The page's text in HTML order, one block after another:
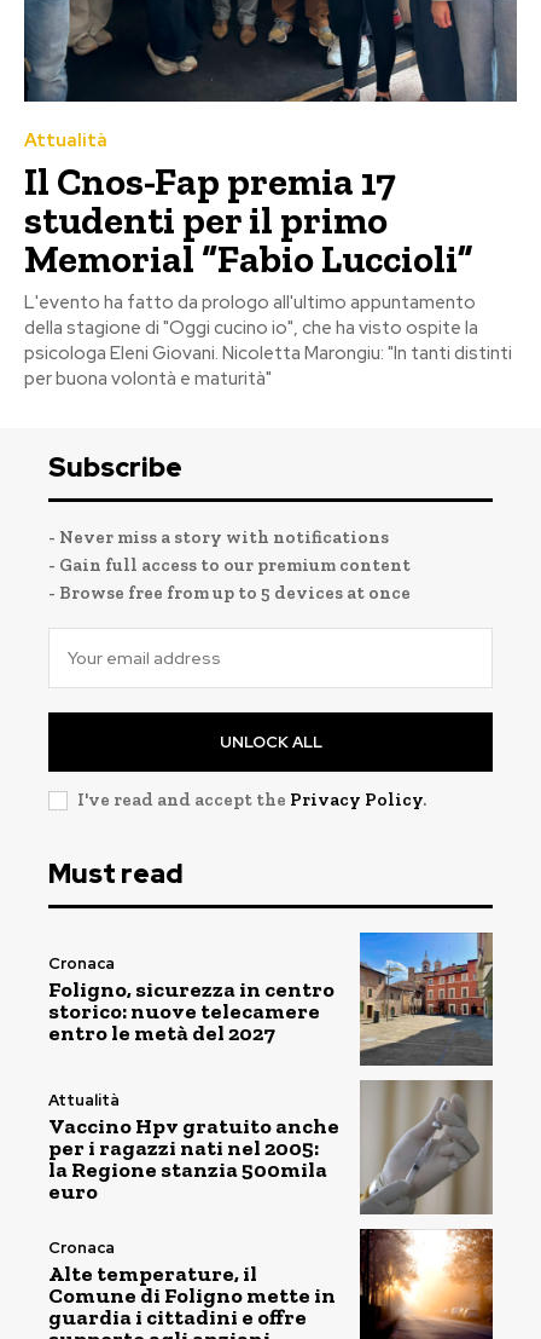
Attualità
Il Cnos-Fap premia 17
studenti per il primo
Memorial “Fabio Luccioli”
L'evento ha fatto da prologo all'ultimo appuntamento
della stagione di "Oggi cucino io", che ha visto ospite la
psicologa Eleni Giovani. Nicoletta Marongiu: "In tanti distinti
per buona volontà e maturità"
Subscribe
- Never miss a story with notifications
- Gain full access to our premium content
- Browse free from up to 5 devices at once
UNLOCK ALL
I've read and accept the Privacy Policy.
Must read
Cronaca
Foligno, sicurezza in centro
storico: nuove telecamere
entro le metà del 2027
Attualità
Vaccino Hpv gratuito anche
per i ragazzi nati nel 2005:
la Regione stanzia 500mila
euro
Cronaca
Alte temperature, il
Comune di Foligno mette in
guardia i cittadini e offre